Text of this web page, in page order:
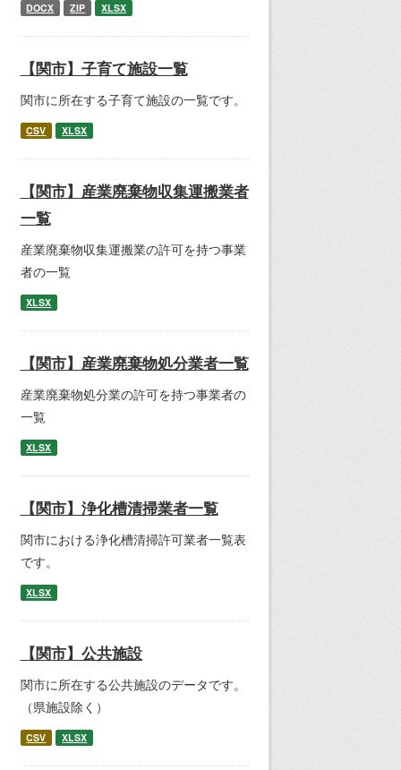
DOCX ZIP XLSX
【関市】子育て施設一覧
関市に所在する子育て施設の一覧です。
CSV XLSX
【関市】産業廃棄物収集運搬業者
一覧
産業廃棄物収集運搬業の許可を持つ事業
者の一覧
XLSX
【関市】産業廃棄物処分業者一覧
産業廃棄物処分業の許可を持つ事業者の
一覧
XLSX
【関市】浄化槽清掃業者一覧
関市における浄化槽清掃許可業者一覧表
です。
XLSX
【関市】公共施設
関市に所在する公共施設のデータです。
（県施設除く）
CSV XLSX